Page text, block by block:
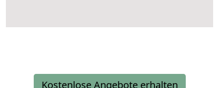
Kostenlose Angebote erhalten